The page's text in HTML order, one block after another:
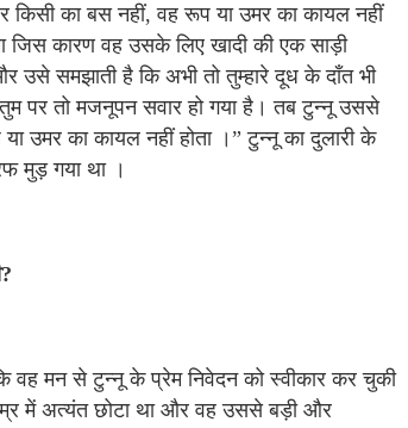
किसी का बस नहीं, वह रूप या उमर का कायल नहीं
कारण वह उसके लिए खादी की एक साड़ी
उसे समझाती है कि अभी तो तुम्हारे दूध के दाँत भी
पर तो मजनूपन सवार हो गया है। तब टुन्नू उससे
उमर का कायल नहीं होता ।” टुन्नू का दुलारी के
मुड़ गया था ।
वह मन से टुन्नू के प्रेम निवेदन को स्वीकार कर चुकी
में अत्यंत छोटा था और वह उससे बड़ी और